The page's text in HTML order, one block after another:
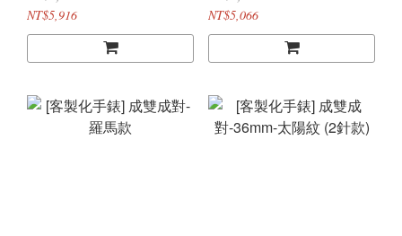
NT$5,916 NT$5,066